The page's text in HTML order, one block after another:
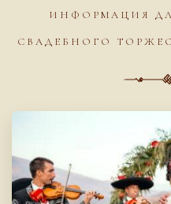
ИНФОРМАЦИЯ
СВАДЕБНОГО